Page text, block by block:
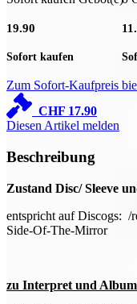
19.90
Sofort kaufen
Zum Sofort-Kaufpreis
CHF 17.90
Diesen Artikel melden
Beschreibung
Zustand Disc/ Sleeve
entspricht auf Discogs: /
Side-Of-The-Mirror
zu Interpret und